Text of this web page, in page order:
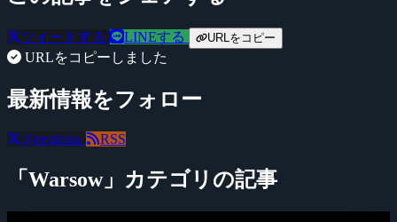
ツイートする LINEする URLをコピー
URLをコピーしました
最新情報をフォロー
@negitaku RSS
「Warsow」カテゴリの記事